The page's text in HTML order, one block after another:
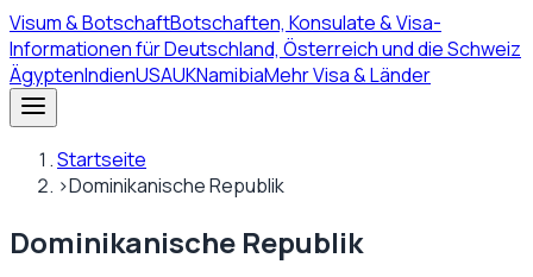
Visum& BotschaftBotschaften, Konsulate & Visa-
Informationen für Deutschland, Österreich und die Schweiz
ÄgyptenIndienUSAUKNamibiaMehr Visa & Länder
Startseite
›Dominikanische Republik
Dominikanische Republik